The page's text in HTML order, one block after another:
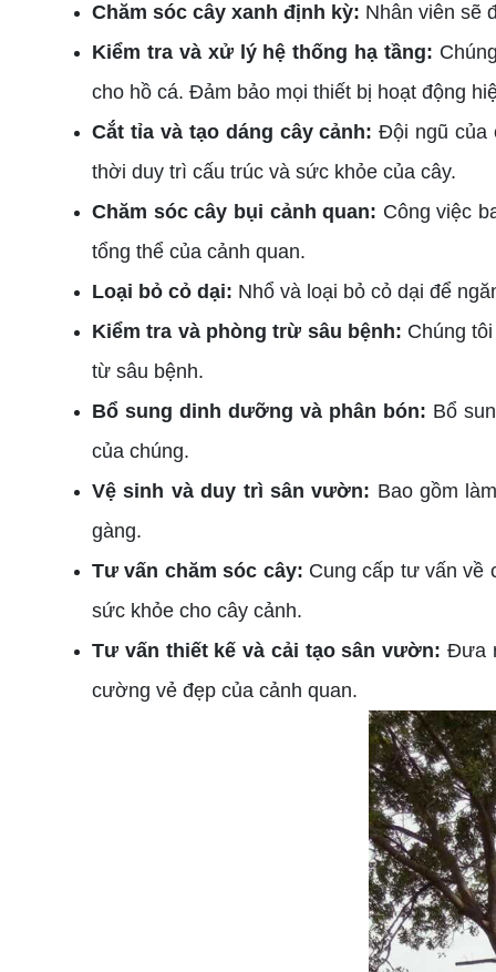
Chăm sóc cây xanh định kỳ: Nhân viên sẽ
Kiểm tra và xử lý hệ thống hạ tầng:
cho hồ cá. Đảm bảo mọi thiết bị hoạt động
Cắt tỉa và tạo dáng cây cảnh:Đội ngũ của
thời duy trì cấu trúc và sức khỏe của cây.
Chăm sóc cây bụi cảnh quan: Công việc
tổng thể của cảnh quan.
Loại bỏ cỏ dại: Nhổ và loại bỏ cỏ dại để
Kiểm tra và phòng trừ sâu bệnh: Chúng
từ sâu bệnh.
Bổ sung dinh dưỡng và phân bón: Bổ
của chúng.
Vệ sinh và duy trì sân vườn: Bao gồm
gàng.
Tư vấn chăm sóc cây: Cung cấp tư vấn về
sức khỏe cho cây cảnh.
Tư vấn thiết kế và cải tạo sân vườn: Đưa
cường vẻ đẹp của cảnh quan.